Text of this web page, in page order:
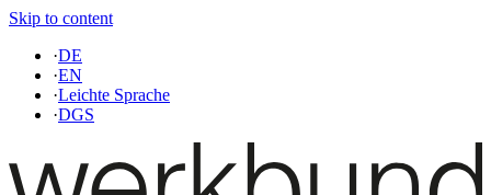
Skip to content
·DE
·EN
·Leichte Sprache
·DGS